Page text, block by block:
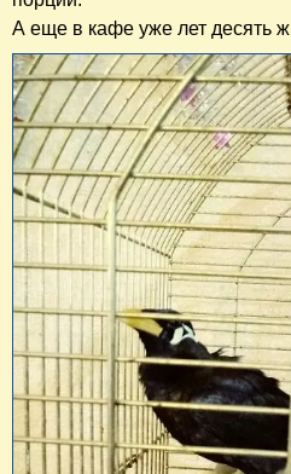
А еще в кафе уже лет десять